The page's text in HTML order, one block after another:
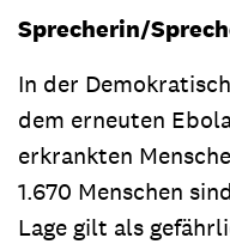
Sprecherin/
In der
dem erneuten
erkrankten
1.670 Menschen
Lage gilt als